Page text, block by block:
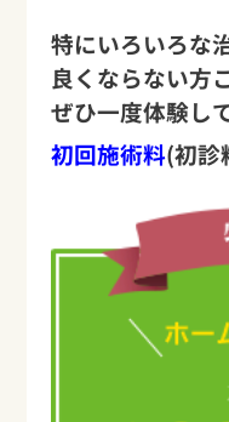
特にいろいろな
良くならない方
ぜひ一度体験し
初回施術料(初診